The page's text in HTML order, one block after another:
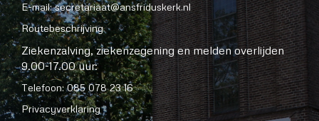
E-mail:secretariaat@ansfriduskerk.nl
Routebeschrijving
Ziekenzalving, ziekenzegening en melden overlijden
9.00-17.00 uur:
Telefoon: 085 078 23 16
Privacyverklaring